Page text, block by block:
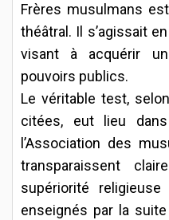
Frères musulmans
théâtral. Il s’agissait
visant à acquérir
pouvoirs publics.
Le véritable test,
citées, eut lieu
l’Association des
transparaissent
supériorité
enseignés par la